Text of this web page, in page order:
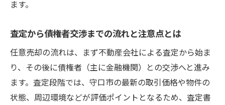
ます。
査定から債権者交渉までの流れと注意点とは
任意売却の流れは、まず不動産会社による査定から始ま
り、その後に債権者（主に金融機関）との交渉へと進み
ます。査定段階では、守口市の最新の取引価格や物件の
状態、周辺環境などが評価ポイントとなるため、査定書